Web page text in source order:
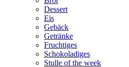
Dessert
Eis
Gebäck
Getränke
Fruchtiges
Schokoladiges
Stulle of the week